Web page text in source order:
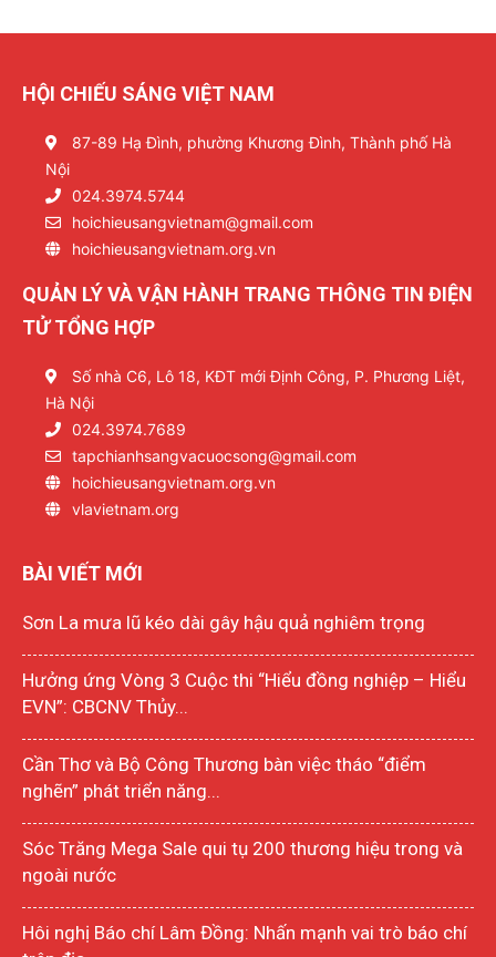
HỘI CHIẾU SÁNG VIỆT NAM
87-89 Hạ Đình, phường Khương Đình, Thành phố Hà
Nội
024.3974.5744
hoichieusangvietnam@gmail.com
hoichieusangvietnam.org.vn
QUẢN LÝ VÀ VẬN HÀNH TRANG THÔNG TIN ĐIỆN
TỬ TỔNG HỢP
Số nhà C6, Lô 18, KĐT mới Định Công, P. Phương Liệt,
Hà Nội
024.3974.7689
tapchianhsangvacuocsong@gmail.com
hoichieusangvietnam.org.vn
vlavietnam.org
BÀI VIẾT MỚI
Sơn La mưa lũ kéo dài gây hậu quả nghiêm trọng
Hưởng ứng Vòng 3 Cuộc thi “Hiểu đồng nghiệp – Hiểu
EVN”: CBCNV Thủy...
Cần Thơ và Bộ Công Thương bàn việc tháo “điểm
nghẽn” phát triển năng...
Sóc Trăng Mega Sale qui tụ 200 thương hiệu trong và
ngoài nước
Hôi nghị Báo chí Lâm Đồng: Nhấn mạnh vai trò báo chí